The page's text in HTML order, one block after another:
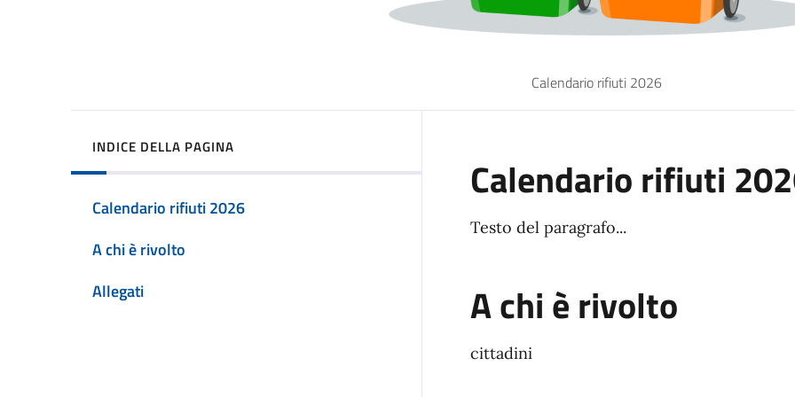
Calendario rifiuti 2026
INDICE DELLA PAGINA
Calendario rifiuti 2026
A chi è rivolto
Allegati
Calendario rifiuti
Testo del paragrafo...
A chi è rivolto
cittadini